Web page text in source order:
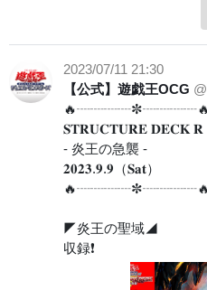
2023/07/11 21:30
【公式】遊戯王OCG
𝐒𝐓𝐑𝐔𝐂𝐓𝐔𝐑𝐄 𝐃𝐄𝐂𝐊 𝐑
- 炎王の急襲 -
𝟐𝟎𝟐𝟑.𝟗.𝟗（𝐒𝐚𝐭）
◤炎王の聖域◢
収録❗️